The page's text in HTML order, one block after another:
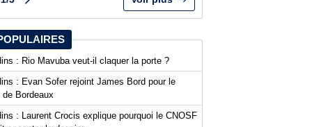
: Rio Mavuba veut-il claquer la porte ?
: Evan Sofer rejoint James Bord pour le
de Bordeaux
: Laurent Crocis explique pourquoi le CNOSF